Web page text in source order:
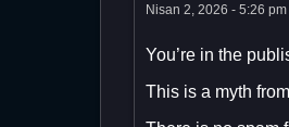
Nisan 2, 2026 - 5:26 pm
You’re in the
This is a myth